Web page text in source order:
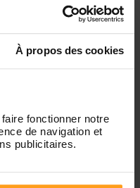
À propos des cookies
fonctionner notre
de navigation et
publicitaires.
de 00:00 à 00:00